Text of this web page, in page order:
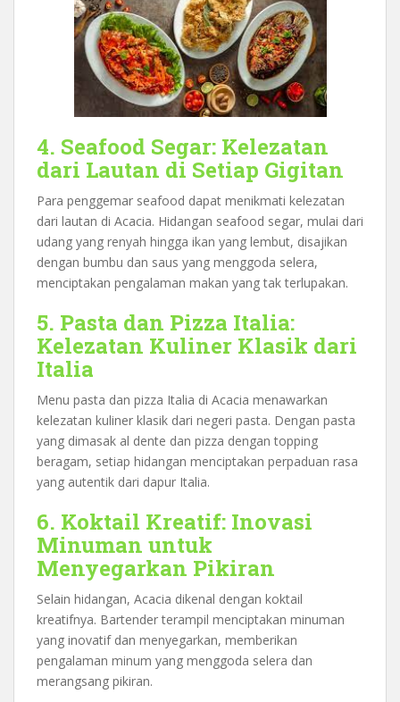
4. Seafood Segar: Kelezatan
dari Lautan di Setiap Gigitan
Para penggemar seafood dapat menikmati kelezatan
dari lautan di Acacia. Hidangan seafood segar, mulai dari
udang yang renyah hingga ikan yang lembut, disajikan
dengan bumbu dan saus yang menggoda selera,
menciptakan pengalaman makan yang tak terlupakan.
5. Pasta dan Pizza Italia:
Kelezatan Kuliner Klasik dari
Italia
Menu pasta dan pizza Italia di Acacia menawarkan
kelezatan kuliner klasik dari negeri pasta. Dengan pasta
yang dimasak al dente dan pizza dengan topping
beragam, setiap hidangan menciptakan perpaduan rasa
yang autentik dari dapur Italia.
6. Koktail Kreatif: Inovasi
Minuman untuk
Menyegarkan Pikiran
Selain hidangan, Acacia dikenal dengan koktail
kreatifnya. Bartender terampil menciptakan minuman
yang inovatif dan menyegarkan, memberikan
pengalaman minum yang menggoda selera dan
merangsang pikiran.